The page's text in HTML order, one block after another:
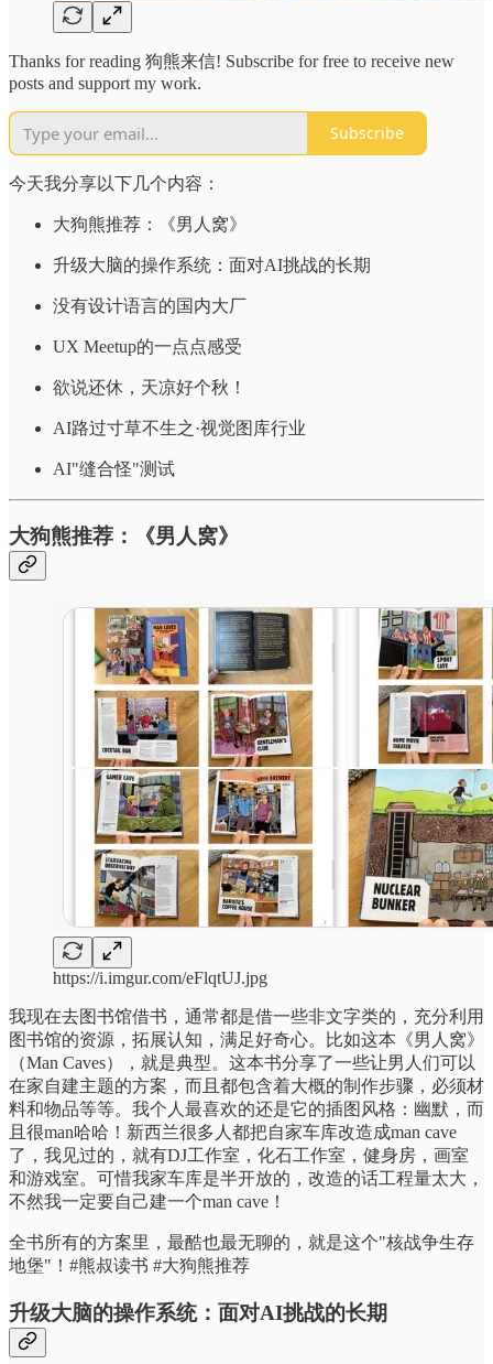
Thanks for reading 狗熊来信! Subscribe for free to receive new
posts and support my work.
Subscribe
今天我分享以下几个内容：
大狗熊推荐：《男人窝》
升级大脑的操作系统：面对AI挑战的长期
没有设计语言的国内大厂
UX Meetup的一点点感受
欲说还休，天凉好个秋！
AI路过寸草不生之·视觉图库行业
AI"缝合怪"测试
大狗熊推荐：《男人窝》
https://i.imgur.com/eFlqtUJ.jpg
我现在去图书馆借书，通常都是借一些非文字类的，充分利用
图书馆的资源，拓展认知，满足好奇心。比如这本《男人窝》
（Man Caves），就是典型。这本书分享了一些让男人们可以
在家自建主题的方案，而且都包含着大概的制作步骤，必须材
料和物品等等。我个人最喜欢的还是它的插图风格：幽默，而
且很man哈哈！新西兰很多人都把自家车库改造成man cave
了，我见过的，就有DJ工作室，化石工作室，健身房，画室
和游戏室。可惜我家车库是半开放的，改造的话工程量太大，
不然我一定要自己建一个man cave！
全书所有的方案里，最酷也最无聊的，就是这个"核战争生存
地堡"！#熊叔读书 #大狗熊推荐
升级大脑的操作系统：面对AI挑战的长期